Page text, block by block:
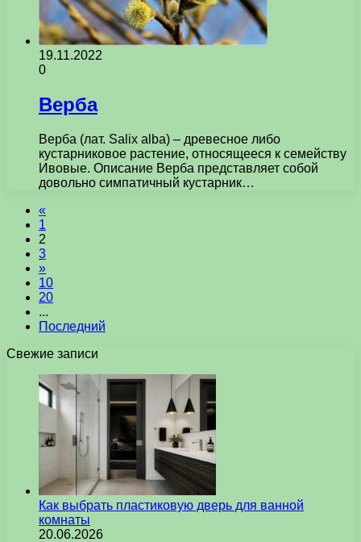
19.11.2022
0
Верба
Верба (лат. Salix alba) – древесное либо
кустарниковое растение, относящееся к семейству
Ивовые. Описание Верба представляет собой
довольно симпатичный кустарник…
«
1
2
3
»
10
20
...
Последний
Свежие записи
Как выбрать пластиковую дверь для ванной
комнаты
20.06.2026